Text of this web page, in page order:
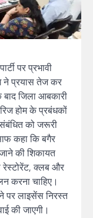
पर प्रभावी
ने प्रयास तेज कर
जिला आबकारी
होम के प्रबंधकों
को जरूरी
कहा कि बगैर
की शिकायत
रेस्टोरेंट, क्लब और
करना चाहिए।
पर लाइसेंस निरस्त
की जाएगी।